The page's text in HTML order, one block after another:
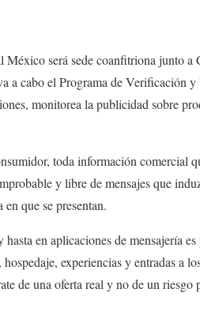
será sede coanfitriona junto a
a cabo el Programa de Verificación
monitorea la publicidad sobre
toda información comercial
y libre de mensajes que
que se presentan.
en aplicaciones de mensajería
experiencias y entradas a
de una oferta real y no de un